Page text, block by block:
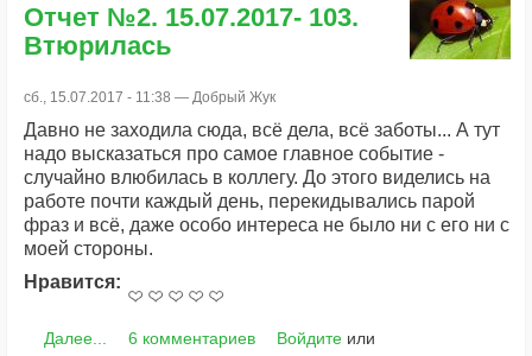
Отчет №2. 15.07.2017- 103.
Втюрилась
сб., 15.07.2017 - 11:38 — Добрый Жук
Давно не заходила сюда, всё дела, всё заботы... А тут
надо высказаться про самое главное событие -
случайно влюбилась в коллегу. До этого виделись на
работе почти каждый день, перекидывались парой
фраз и всё, даже особо интереса не было ни с его ни с
моей стороны.
Нравится:
Далее... 6 комментариев Войдитеили